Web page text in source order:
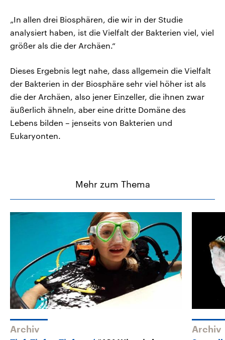
„In allen drei Biosphären, die wir in der Studie
analysiert haben, ist die Vielfalt der Bakterien viel, viel
größer als die der Archäen.“
Dieses Ergebnis legt nahe, dass allgemein die Vielfalt
der Bakterien in der Biosphäre sehr viel höher ist als
die der Archäen, also jener Einzeller, die ihnen zwar
äußerlich ähneln, aber eine dritte Domäne des
Lebens bilden – jenseits von Bakterien und
Eukaryonten.
Mehr zum Thema
Archiv Archiv